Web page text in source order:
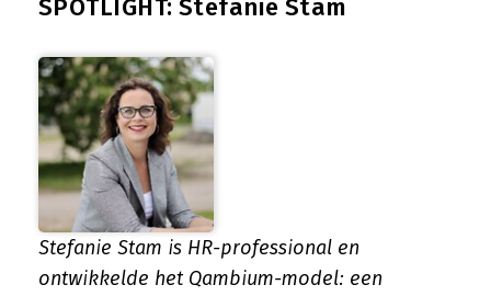
SPOTLIGHT: Stefanie Stam
Stefanie Stam is HR-professional en
ontwikkelde het Qambium-model: een